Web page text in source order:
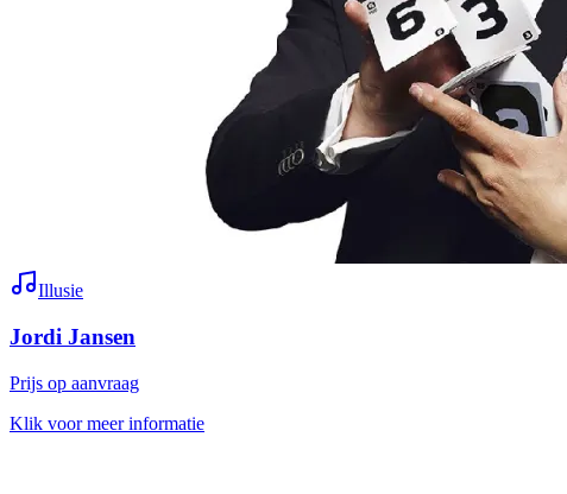
Illusie
Jordi Jansen
Prijs op aanvraag
Klik voor meer informatie